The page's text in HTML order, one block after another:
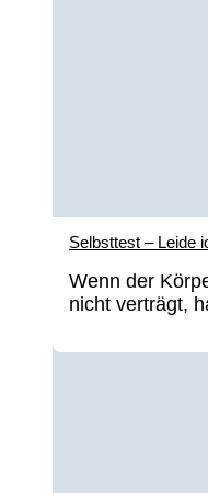
Selbsttest – Leide
Wenn der
nicht verträgt,